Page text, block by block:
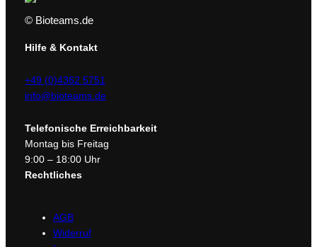
© Bioteams.de
Hilfe & Kontakt
+49 (0)4362 5751
info@bioteams.de
Telefonische Erreichbarkeit
Montag bis Freitag
9:00 – 18:00 Uhr
Rechtliches
AGB
Widerruf